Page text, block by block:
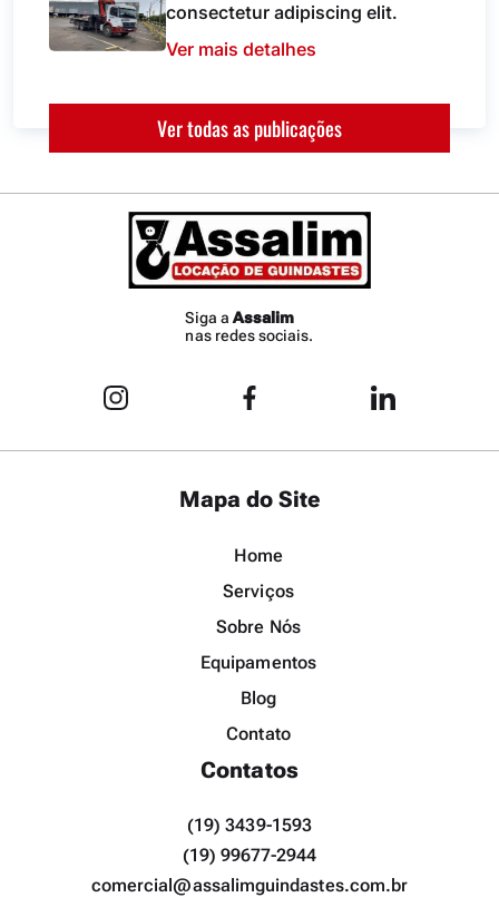
consectetur adipiscing elit.
Ver mais detalhes
Ver todas as publicações
Siga a Assalim
nas redes sociais.
Mapa do Site
Home
Serviços
Sobre Nós
Equipamentos
Blog
Contato
Contatos
(19) 3439-1593
(19) 99677-2944
comercial@assalimguindastes.com.br